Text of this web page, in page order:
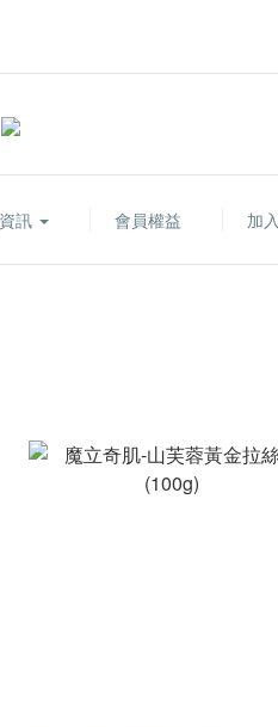
訊 會員權益 加